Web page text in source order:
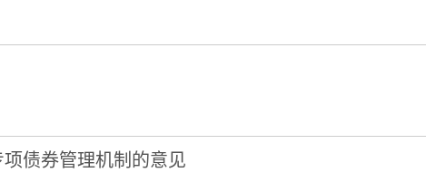
债券管理机制的意见